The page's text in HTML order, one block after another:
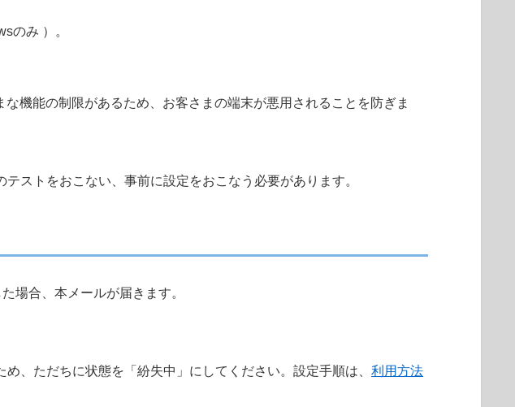
のみ ）。
機能の制限があるため、お客さまの端末が悪用されることを防ぎま
ストをおこない、事前に設定をおこなう必要があります。
場合、本メールが届きます。
、ただちに状態を「紛失中」にしてください。設定手順は、 利用方法